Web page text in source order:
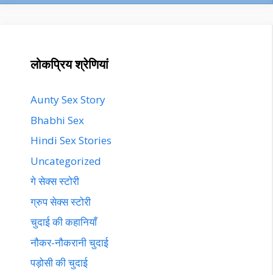
लोकप्रिय श्रेणियां
Aunty Sex Story
Bhabhi Sex
Hindi Sex Stories
Uncategorized
गे सेक्स स्टोरी
ग्रुप सेक्स स्टोरी
चुदाई की कहानियाँ
नौकर-नौकरानी चुदाई
पड़ोसी की चुदाई